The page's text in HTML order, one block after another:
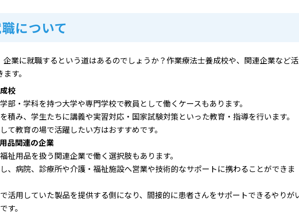
について
業に就職するという道はあるのでしょうか？作業療法士養成校や、関連企業など
す。
校
部・学科を持つ大学や専門学校で教員として働くケースもあります。
積み、学生たちに講義や実習対応・国家試験対策といった教育・指導を行います。
て教育の場で活躍したい方はおすすめです。
品関連の企業
祉用品を扱う関連企業で働く選択肢もあります。
、病院、診療所や介護・福祉施設へ営業や技術的なサポートに携わることができま
活用していた製品を提供する側になり、間接的に患者さんをサポートできるやりが
す。